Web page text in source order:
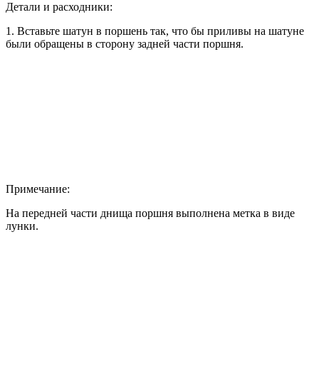
Детали и расходники:
1. Вставьте шатун в поршень так, что бы приливы на шатуне
были обращены в сторону задней части поршня.
Примечание:
На передней части днища поршня выполнена метка в виде
лунки.